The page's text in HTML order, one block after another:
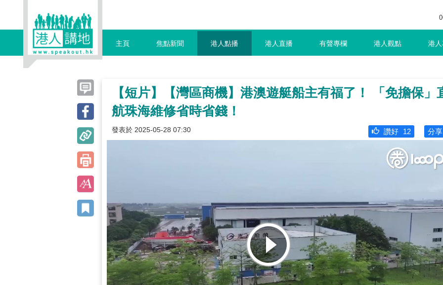
主頁 焦點新聞 港人點播 港人直播 有聲專欄 港人觀點 港
【短片】【灣區商機】港澳遊艇船主有福了！ 「免擔保」
航珠海維修省時省錢！
發表於 2025-05-28 07:30 分享
讚好 12